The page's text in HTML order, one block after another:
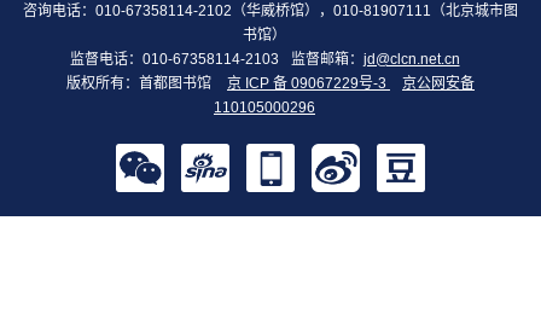
咨询电话：010-67358114-2102（华威桥馆），010-81907111（北京城市图
书馆）
监督电话：010-67358114-2103
监督邮箱： jd@clcn.net.cn
版权所有：首都图书馆
京 ICP 备 09067229号-3
京公网安备
110105000296